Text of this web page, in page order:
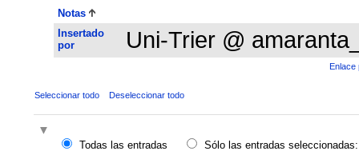
Notas
Insertado
por
Uni-Trier @
Enlace
Seleccionar todo Deseleccionar todo
Todas las entradas
Sólo las entradas seleccionadas: